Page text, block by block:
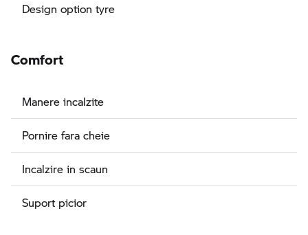
Design option tyre
Comfort
Manere incalzite
Pornire fara cheie
Incalzire in scaun
Suport picior